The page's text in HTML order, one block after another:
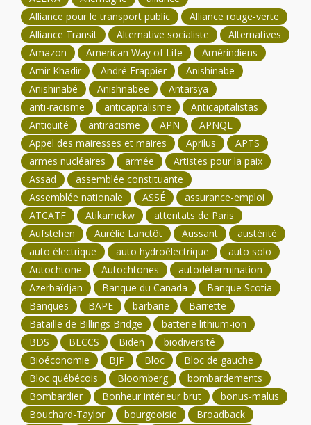
Alliance pour le transport public
Alliance rouge-verte
Alliance Transit
Alternative socialiste
Alternatives
Amazon
American Way of Life
Amérindiens
Amir Khadir
André Frappier
Anishinabe
Anishinabé
Anishnabee
Antarsya
anti-racisme
anticapitalisme
Anticapitalistas
Antiquité
antiracisme APN
APNQL
Appel des mairesses et maires
Aprilus
APTS
armes nucléaires
armée
Artistes pour la paix
Assad
assemblée constituante
Assemblée nationale
ASSÉ
assurance-emploi
ATCATF
Atikamekw
attentats de Paris
Aufstehen
Aurélie Lanctôt Aussant
austérité
auto électrique
auto hydroélectrique
auto solo
Autochtone
Autochtones
autodétermination
Azerbaïdjan
Banque du Canada
Banque Scotia
Banques
BAPE barbarie
Barrette
Bataille de Billings Bridge
batterie lithium-ion
BDS
BECCS Biden
biodiversité
Bioéconomie
BJP Bloc
Bloc de gauche
Bloc québécois
Bloomberg
bombardements
Bombardier
Bonheur intérieur brut
bonus-malus
Bouchard-Taylor
bourgeoisie
Broadback